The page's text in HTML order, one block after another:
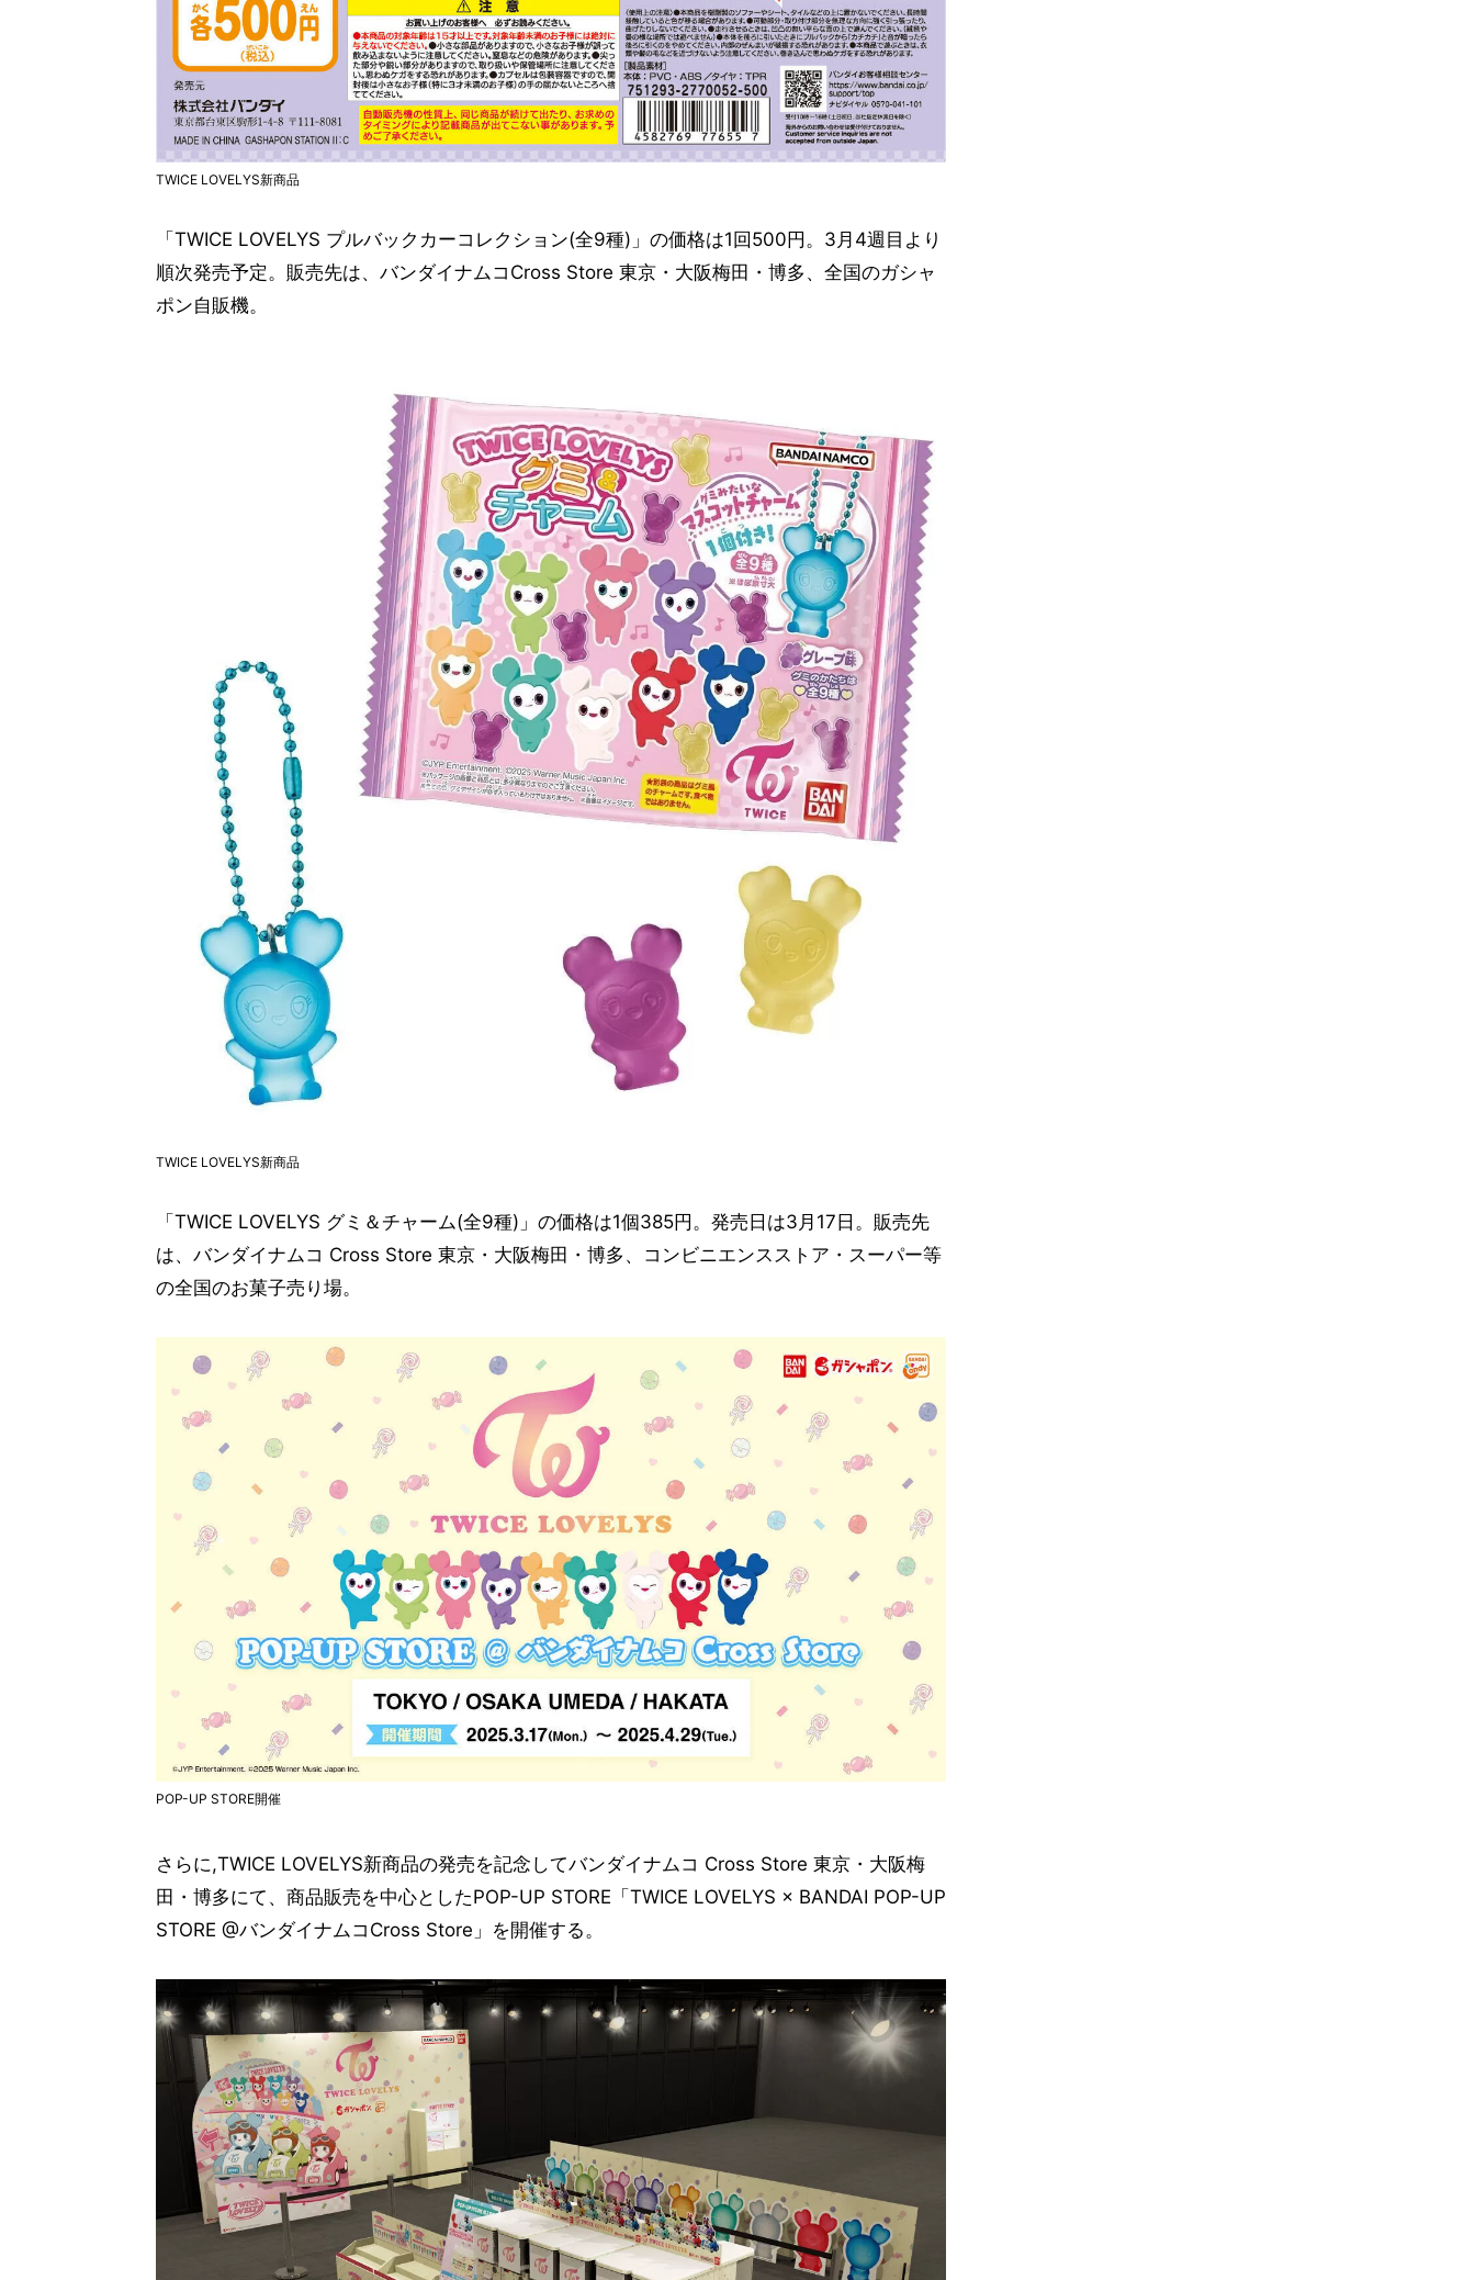
TWICE LOVELYS新商品
「TWICE LOVELYS プルバックカーコレクション(全9種)」の価格は1回500円。3月4週目より
順次発売予定。販売先は、バンダイナムコCross Store 東京・大阪梅田・博多、全国のガシャ
ポン自販機。
TWICE LOVELYS新商品
「TWICE LOVELYS グミ＆チャーム(全9種)」の価格は1個385円。発売日は3月17日。販売先
は、バンダイナムコ Cross Store 東京・大阪梅田・博多、コンビニエンスストア・スーパー等
の全国のお菓子売り場。
POP-UP STORE開催
さらに,TWICE LOVELYS新商品の発売を記念してバンダイナムコ Cross Store 東京・大阪梅
田・博多にて、商品販売を中心としたPOP-UP STORE「TWICE LOVELYS × BANDAI POP-UP
STORE @バンダイナムコCross Store」を開催する。